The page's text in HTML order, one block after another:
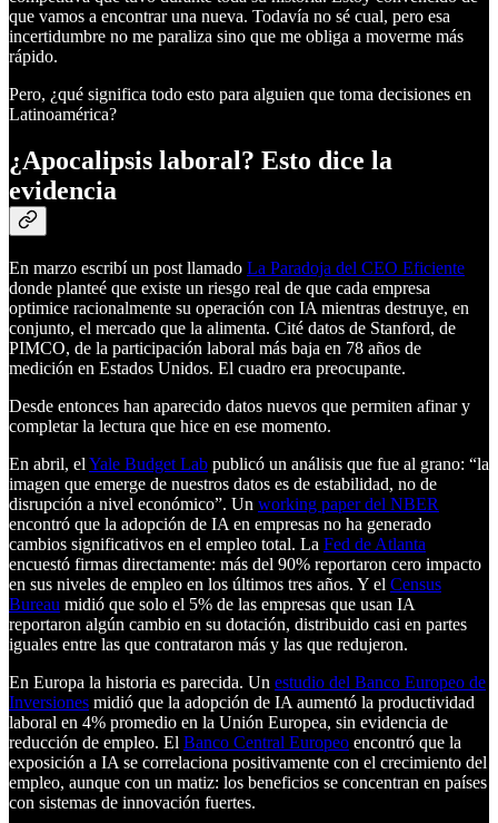
que vamos a encontrar una nueva. Todavía no sé cual, pero esa
incertidumbre no me paraliza sino que me obliga a moverme más
rápido.
Pero, ¿qué significa todo esto para alguien que toma decisiones en
Latinoamérica?
¿Apocalipsis laboral? Esto dice la
evidencia
En marzo escribí un post llamado La Paradoja del CEO Eficiente
donde planteé que existe un riesgo real de que cada empresa
optimice racionalmente su operación con IA mientras destruye, en
conjunto, el mercado que la alimenta. Cité datos de Stanford, de
PIMCO, de la participación laboral más baja en 78 años de
medición en Estados Unidos. El cuadro era preocupante.
Desde entonces han aparecido datos nuevos que permiten afinar y
completar la lectura que hice en ese momento.
En abril, el Yale Budget Lab publicó un análisis que fue al grano: “la
imagen que emerge de nuestros datos es de estabilidad, no de
disrupción a nivel económico”. Un working paper del NBER
encontró que la adopción de IA en empresas no ha generado
cambios significativos en el empleo total. La Fed de Atlanta
encuestó firmas directamente: más del 90% reportaron cero impacto
en sus niveles de empleo en los últimos tres años. Y el Census
Bureau midió que solo el 5% de las empresas que usan IA
reportaron algún cambio en su dotación, distribuido casi en partes
iguales entre las que contrataron más y las que redujeron.
En Europa la historia es parecida. Un estudio del Banco Europeo de
Inversiones midió que la adopción de IA aumentó la productividad
laboral en 4% promedio en la Unión Europea, sin evidencia de
reducción de empleo. El Banco Central Europeo encontró que la
exposición a IA se correlaciona positivamente con el crecimiento del
empleo, aunque con un matiz: los beneficios se concentran en países
con sistemas de innovación fuertes.